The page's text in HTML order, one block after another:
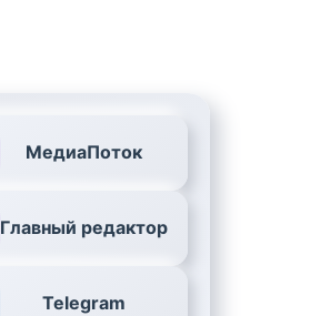
МедиаПоток
Главный редактор
Telegram